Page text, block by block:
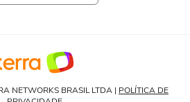
NETWORKS BRASIL LTDA | POLÍTICA DE